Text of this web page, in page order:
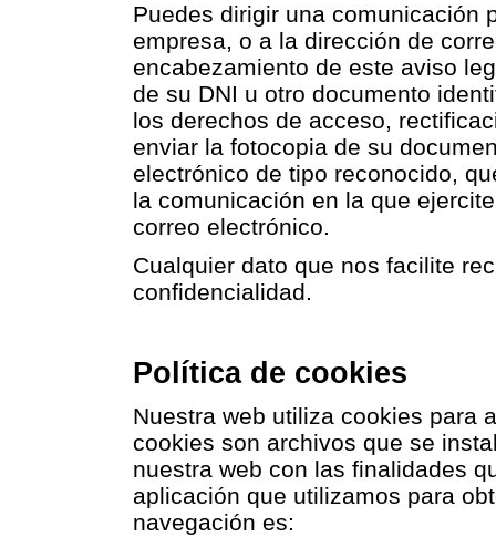
Puedes dirigir una comunicación
empresa, o a la dirección de
encabezamiento de este aviso
de su DNI u otro documento
los derechos de acceso,
enviar la fotocopia de su
electrónico de tipo reconocido,
la comunicación en la que
correo electrónico.
Cualquier dato que nos facilite
confidencialidad.
Política de cookies
Nuestra web utiliza cookies para
cookies son archivos que se
nuestra web con las finalidades
aplicación que utilizamos para
navegación es: